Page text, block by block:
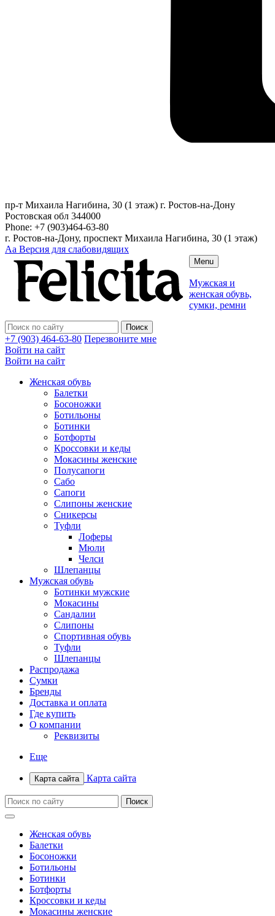
пр-т Михаила Нагибина, 30 (1 этаж) г. Ростов-на-Дону
Ростовская обл 344000
Phone: +7 (903)464-63-80
г. Ростов-на-Дону, проспект Михаила Нагибина, 30 (1 этаж)
Аа Версия для слабовидящих
Menu
Мужская и
женская обувь,
сумки, ремни
+7 (903) 464-63-80 Перезвоните мне
Войти на сайт
Войти на сайт
Женская обувь
Балетки
Босоножки
Ботильоны
Ботинки
Ботфорты
Кроссовки и кеды
Мокасины женские
Полусапоги
Сабо
Сапоги
Слипоны женские
Сникерсы
Туфли
Лоферы
Мюли
Челси
Шлепанцы
Мужская обувь
Ботинки мужские
Мокасины
Сандалии
Слипоны
Спортивная обувь
Туфли
Шлепанцы
Распродажа
Сумки
Бренды
Доставка и оплата
Где купить
О компании
Реквизиты
Еще
Карта сайта Карта сайта
Женская обувь
Балетки
Босоножки
Ботильоны
Ботинки
Ботфорты
Кроссовки и кеды
Мокасины женские